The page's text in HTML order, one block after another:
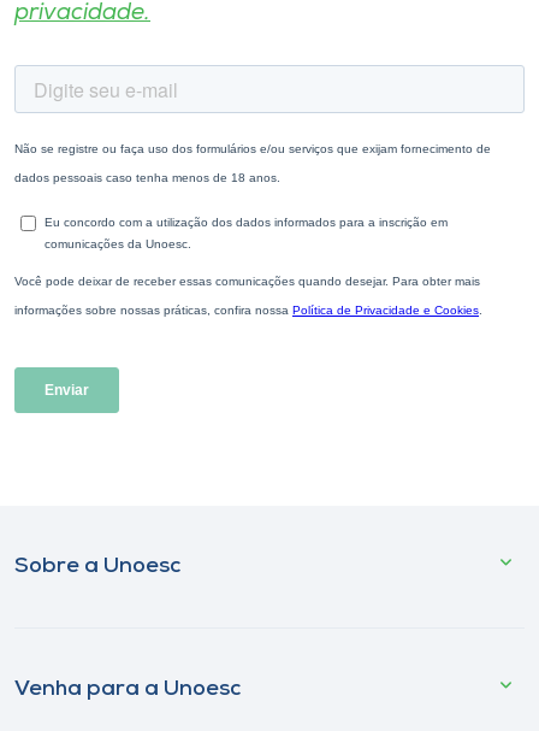
privacidade.
Sobre a Unoesc
Venha para a Unoesc